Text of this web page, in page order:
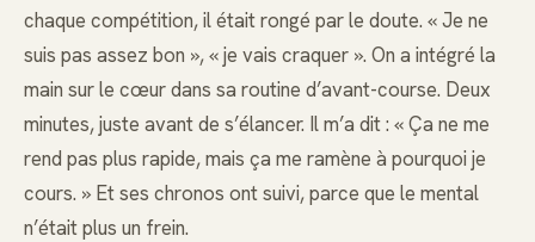
chaque compétition, il était rongé par le doute. « Je ne
suis pas assez bon », « je vais craquer ». On a intégré la
main sur le cœur dans sa routine d’avant-course. Deux
minutes, juste avant de s’élancer. Il m’a dit : « Ça ne me
rend pas plus rapide, mais ça me ramène à pourquoi je
cours. » Et ses chronos ont suivi, parce que le mental
n’était plus un frein.